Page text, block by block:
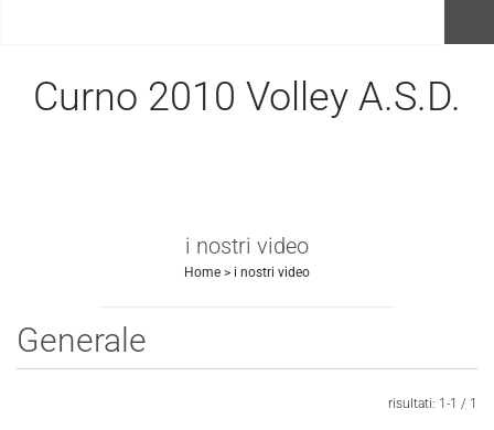
Curno 2010 Volley A.S.D.
i nostri video
Home > i nostri video
Invia
Generale
risultati: 1-1 / 1